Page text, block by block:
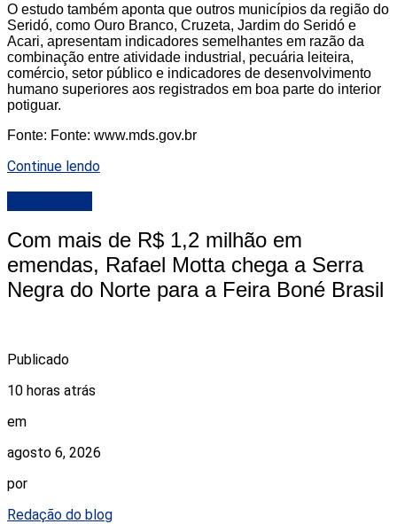
O estudo também aponta que outros municípios da região do
Seridó, como Ouro Branco, Cruzeta, Jardim do Seridó e
Acari, apresentam indicadores semelhantes em razão da
combinação entre atividade industrial, pecuária leiteira,
comércio, setor público e indicadores de desenvolvimento
humano superiores aos registrados em boa parte do interior
potiguar.
Fonte: Fonte: www.mds.gov.br
Continue lendo
Com mais de R$ 1,2 milhão em
emendas, Rafael Motta chega a Serra
Negra do Norte para a Feira Boné Brasil
Publicado
10 horas atrás
em
agosto 6, 2026
por
Redação do blog